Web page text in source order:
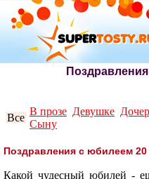
Все
В прозе Девушке
Сыну
Поздравления с юбилеем 20
Какой чудесный юбилей -